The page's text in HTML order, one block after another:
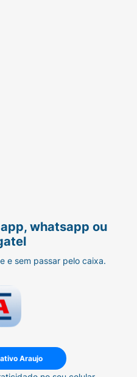
whatsapp ou
e sem passar pelo caixa.
Araujo